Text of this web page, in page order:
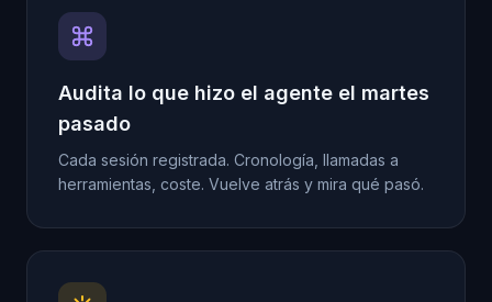
Audita lo que hizo el agente el martes
pasado
Cada sesión registrada. Cronología, llamadas a
herramientas, coste. Vuelve atrás y mira qué pasó.